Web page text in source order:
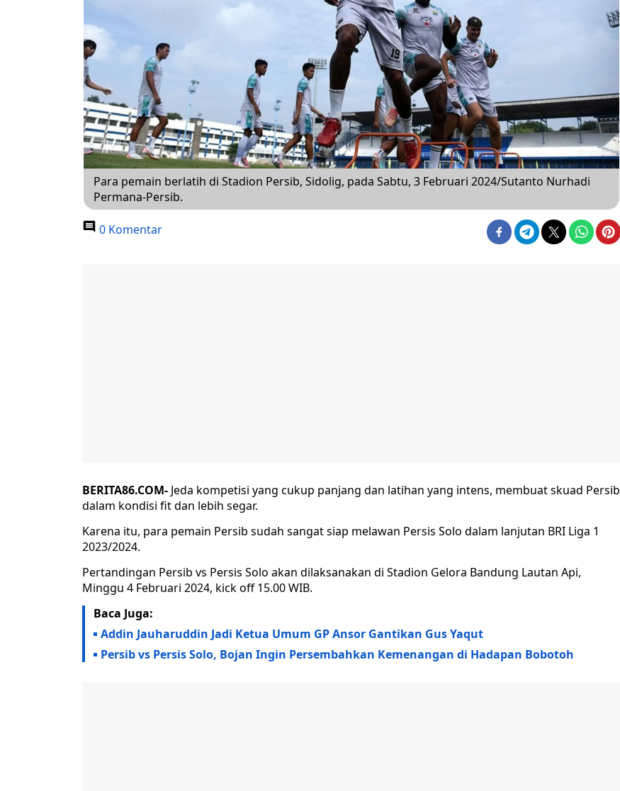
Para pemain berlatih di Stadion Persib, Sidolig, pada Sabtu, 3 Februari 2024/Sutanto Nurhadi
Permana-Persib.
0 Komentar
BERITA86.COM- Jeda kompetisi yang cukup panjang dan latihan yang intens, membuat skuad Persib
dalam kondisi fit dan lebih segar.
Karena itu, para pemain Persib sudah sangat siap melawan Persis Solo dalam lanjutan BRI Liga 1
2023/2024.
Pertandingan Persib vs Persis Solo akan dilaksanakan di Stadion Gelora Bandung Lautan Api,
Minggu 4 Februari 2024, kick off 15.00 WIB.
Baca Juga:
Addin Jauharuddin Jadi Ketua Umum GP Ansor Gantikan Gus Yaqut
Persib vs Persis Solo, Bojan Ingin Persembahkan Kemenangan di Hadapan Bobotoh